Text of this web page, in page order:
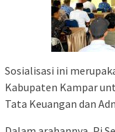
Sosialisasi ini
Kabupaten Kampar
Tata Keuangan dan